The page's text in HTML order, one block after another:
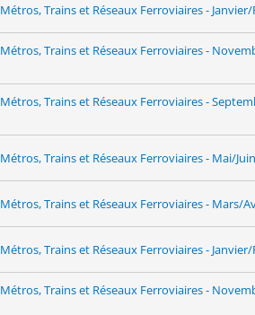
Métros, Trains et Réseaux Ferroviaires -
Métros, Trains et Réseaux Ferroviaires -
Métros, Trains et Réseaux Ferroviaires -
Métros, Trains et Réseaux Ferroviaires - Mai/
Métros, Trains et Réseaux Ferroviaires - Mars/
Métros, Trains et Réseaux Ferroviaires -
Métros, Trains et Réseaux Ferroviaires -